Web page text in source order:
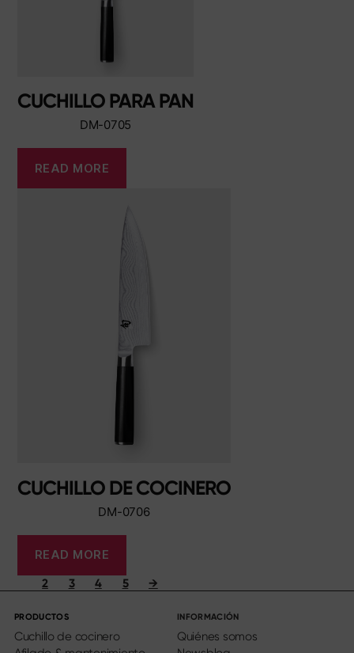
CUCHILLO PARA PAN
DM-0705
READ MORE
CUCHILLO DE COCINERO
DM-0706
READ MORE
2 3 4 5 →
PRODUCTOS
Cuchillo de cocinero
INFORMACIÓN
Quiénes somos